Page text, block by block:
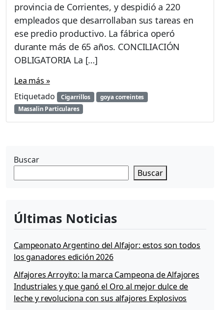
provincia de Corrientes, y despidió a 220
empleados que desarrollaban sus tareas en
ese predio productivo. La fábrica operó
durante más de 65 años. CONCILIACIÓN
OBLIGATORIA La […]
Lea más »
Etiquetado
Cigarrillos
goya correintes
Massalin Particulares
Buscar
Buscar
Últimas Noticias
Campeonato Argentino del Alfajor: estos son todos
los ganadores edición 2026
Alfajores Arroyito: la marca Campeona de Alfajores
Industriales y que ganó el Oro al mejor dulce de
leche y revoluciona con sus alfajores Explosivos